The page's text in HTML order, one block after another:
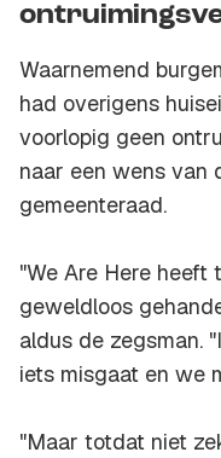
Waarnemend
had overigens
voorlopig geen
naar een wens van
gemeenteraad.
"We Are Here
geweldloos
aldus de zegsman.
iets misgaat en we
"Maar totdat niet